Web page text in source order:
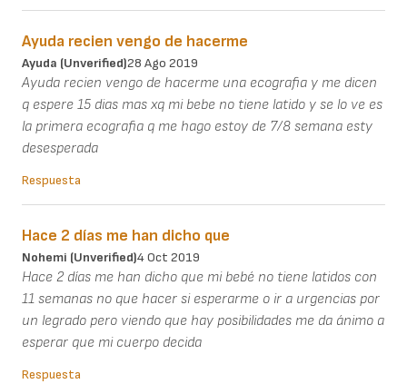
Ayuda recien vengo de hacerme
Ayuda (unverified)28 Ago 2019
Ayuda recien vengo de hacerme una ecografia y me dicen
q espere 15 dias mas xq mi bebe no tiene latido y se lo ve es
la primera ecografia q me hago estoy de 7/8 semana esty
desesperada
Respuesta
Hace 2 días me han dicho que
Nohemi (unverified)4 Oct 2019
Hace 2 días me han dicho que mi bebé no tiene latidos con
11 semanas no que hacer si esperarme o ir a urgencias por
un legrado pero viendo que hay posibilidades me da ánimo a
esperar que mi cuerpo decida
Respuesta